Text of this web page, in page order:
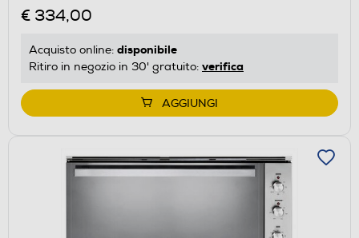
€ 334,00
Acquisto online: disponibile
Ritiro in negozio in 30' gratuito: verifica
AGGIUNGI